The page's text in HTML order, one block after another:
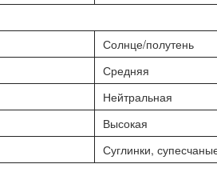
Солнце/полутень
Средняя
Нейтральная
Высокая
Суглинки,